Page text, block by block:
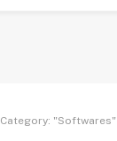
Category: "Softwares"